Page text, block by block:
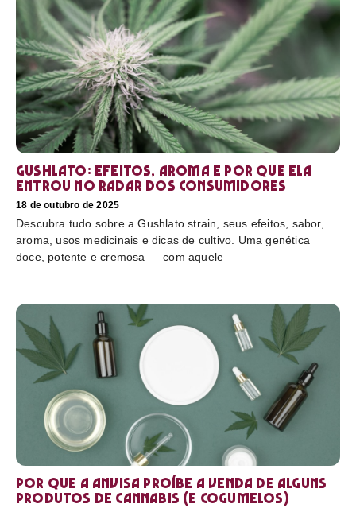
Gushlato: efeitos, aroma e por que ela
entrou no radar dos consumidores
18 de outubro de 2025
Descubra tudo sobre a Gushlato strain, seus efeitos, sabor,
aroma, usos medicinais e dicas de cultivo. Uma genética
doce, potente e cremosa — com aquele
Por que a Anvisa proíbe a venda de alguns
produtos de cannabis (e cogumelos)